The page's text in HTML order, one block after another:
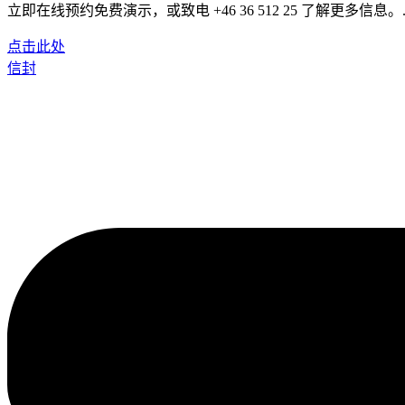
立即在线预约免费演示，或致电 +46 36 512 25 了解更多信息。.
点击此处
信封